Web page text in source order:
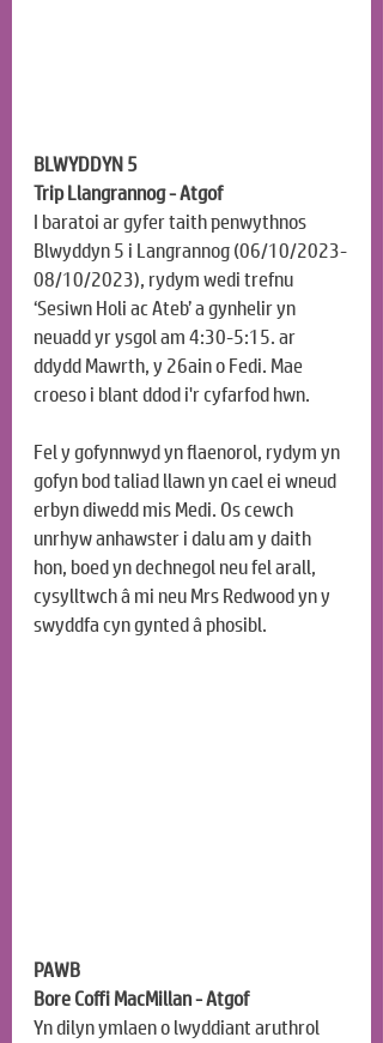
BLWYDDYN 5
Trip Llangrannog - Atgof
I baratoi ar gyfer taith penwythnos
Blwyddyn 5 i Langrannog (06/10/2023-
08/10/2023), rydym wedi trefnu
‘Sesiwn Holi ac Ateb’ a gynhelir yn
neuadd yr ysgol am 4:30-5:15. ar
ddydd Mawrth, y 26ain o Fedi. Mae
croeso i blant ddod i'r cyfarfod hwn.
Fel y gofynnwyd yn flaenorol, rydym yn
gofyn bod taliad llawn yn cael ei wneud
erbyn diwedd mis Medi. Os cewch
unrhyw anhawster i dalu am y daith
hon, boed yn dechnegol neu fel arall,
cysylltwch â mi neu Mrs Redwood yn y
swyddfa cyn gynted â phosibl.
PAWB
Bore Coffi MacMillan - Atgof
Yn dilyn ymlaen o lwyddiant aruthrol